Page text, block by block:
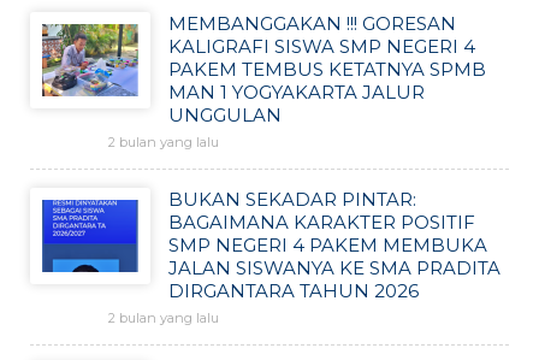
MEMBANGGAKAN !!! GORESAN
KALIGRAFI SISWA SMP NEGERI 4
PAKEM TEMBUS KETATNYA SPMB
MAN 1 YOGYAKARTA JALUR
UNGGULAN
2 bulan yang lalu
BUKAN SEKADAR PINTAR:
BAGAIMANA KARAKTER POSITIF
SMP NEGERI 4 PAKEM MEMBUKA
JALAN SISWANYA KE SMA PRADITA
DIRGANTARA TAHUN 2026
2 bulan yang lalu